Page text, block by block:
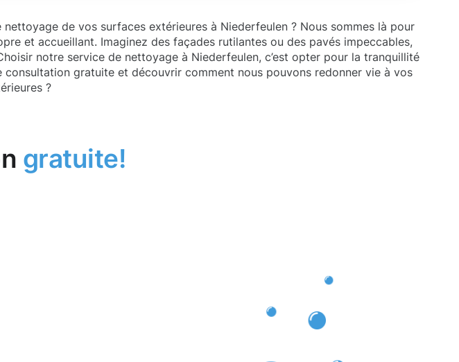
de vos surfaces extérieures à Niederfeulen ? Nous sommes là pour
et accueillant. Imaginez des façades rutilantes ou des pavés impeccables,
notre service de nettoyage à Niederfeulen, c’est opter pour la tranquillité
gratuite et découvrir comment nous pouvons redonner vie à vos
?
gratuite!